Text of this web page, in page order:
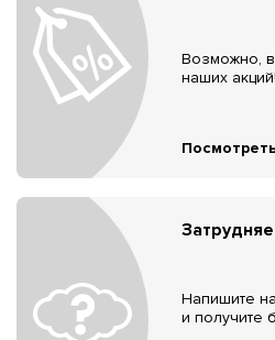
Возможно,
наших акций!
Напишите
и получите